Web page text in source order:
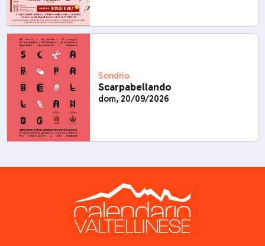
Sondrio
Scarpabellando
dom, 20/09/2026